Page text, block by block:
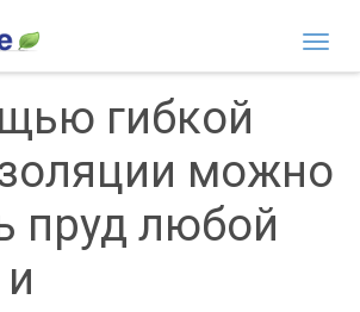
гибкой
можно
пруд любой